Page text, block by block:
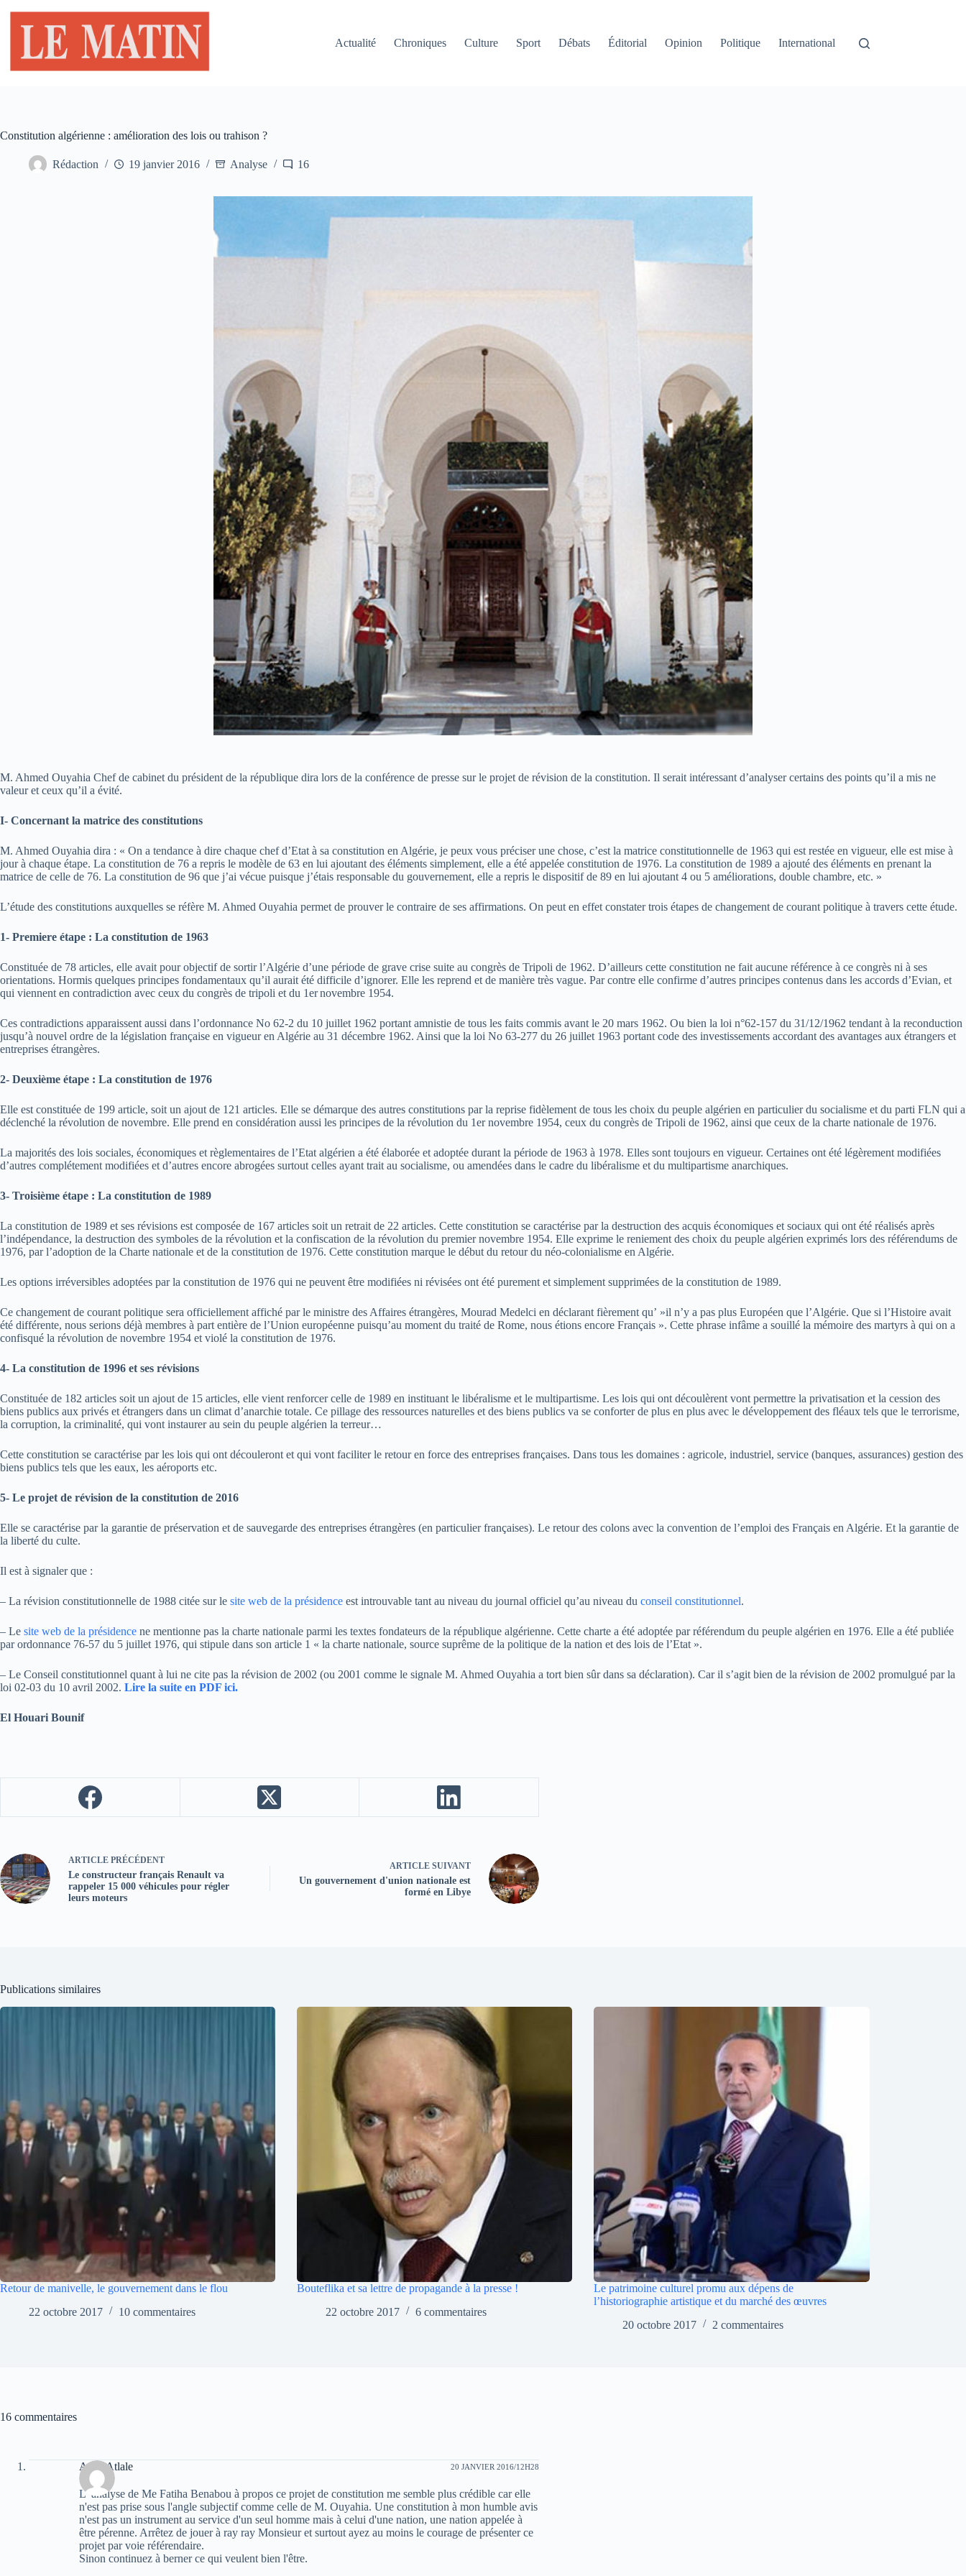
contenu
Actualité
Chroniques Culture Sport Débats Éditorial Opinion Politique International
Constitution algérienne : amélioration des lois ou trahison ?
Rédaction 19 janvier 2016 Analyse 16
M. Ahmed Ouyahia Chef de cabinet du président de la république dira lors de la conférence de presse sur le projet de révision de la constitution. Il serait intéressant d’analyser certains des points qu’il a mis ne
valeur et ceux qu’il a évité.
I- Concernant la matrice des constitutions
M. Ahmed Ouyahia dira : « On a tendance à dire chaque chef d’Etat à sa constitution en Algérie, je peux vous préciser une chose, c’est la matrice constitutionnelle de 1963 qui est restée en vigueur, elle est mise à
jour à chaque étape. La constitution de 76 a repris le modèle de 63 en lui ajoutant des éléments simplement, elle a été appelée constitution de 1976. La constitution de 1989 a ajouté des éléments en prenant la
matrice de celle de 76. La constitution de 96 que j’ai vécue puisque j’étais responsable du gouvernement, elle a repris le dispositif de 89 en lui ajoutant 4 ou 5 améliorations, double chambre, etc. »
L’étude des constitutions auxquelles se réfère M. Ahmed Ouyahia permet de prouver le contraire de ses affirmations. On peut en effet constater trois étapes de changement de courant politique à travers cette étude.
1- Premiere étape : La constitution de 1963
Constituée de 78 articles, elle avait pour objectif de sortir l’Algérie d’une période de grave crise suite au congrès de Tripoli de 1962. D’ailleurs cette constitution ne fait aucune référence à ce congrès ni à ses
orientations. Hormis quelques principes fondamentaux qu’il aurait été difficile d’ignorer. Elle les reprend et de manière très vague. Par contre elle confirme d’autres principes contenus dans les accords d’Evian, et
qui viennent en contradiction avec ceux du congrès de tripoli et du 1ernovembre 1954.
Ces contradictions apparaissent aussi dans l’ordonnance No 62-2 du 10 juillet 1962 portant amnistie de tous les faits commis avant le 20 mars 1962. Ou bien la loi n°62-157 du 31/12/1962 tendant à la reconduction
jusqu’à nouvel ordre de la législation française en vigueur en Algérie au 31 décembre 1962. Ainsi que la loi No 63-277 du 26 juillet 1963 portant code des investissements accordant des avantages aux étrangers et
entreprises étrangères.
2- Deuxième étape : La constitution de 1976
Elle est constituée de 199 article, soit un ajout de 121 articles. Elle se démarque des autres constitutions par la reprise fidèlement de tous les choix du peuple algérien en particulier du socialisme et du parti FLN qui a
déclenché la révolution de novembre. Elle prend en considération aussi les principes de la révolution du 1er novembre 1954, ceux du congrès de Tripoli de 1962, ainsi que ceux de la charte nationale de 1976.
La majorités des lois sociales, économiques et règlementaires de l’Etat algérien a été élaborée et adoptée durant la période de 1963 à 1978. Elles sont toujours en vigueur. Certaines ont été légèrement modifiées
d’autres complétement modifiées et d’autres encore abrogées surtout celles ayant trait au socialisme, ou amendées dans le cadre du libéralisme et du multipartisme anarchiques.
3- Troisième étape : La constitution de 1989
La constitution de 1989 et ses révisions est composée de 167 articles soit un retrait de 22 articles. Cette constitution se caractérise par la destruction des acquis économiques et sociaux qui ont été réalisés après
l’indépendance, la destruction des symboles de la révolution et la confiscation de la révolution du premier novembre 1954. Elle exprime le reniement des choix du peuple algérien exprimés lors des référendums de
1976, par l’adoption de la Charte nationale et de la constitution de 1976. Cette constitution marque le début du retour du néo-colonialisme en Algérie.
Les options irréversibles adoptées par la constitution de 1976 qui ne peuvent être modifiées ni révisées ont été purement et simplement supprimées de la constitution de 1989.
Ce changement de courant politique sera officiellement affiché par le ministre des Affaires étrangères, Mourad Medelci en déclarant fièrement qu’ »il n’y a pas plus Européen que l’Algérie. Que si l’Histoire avait
été différente, nous serions déjà membres à part entière de l’Union européenne puisqu’au moment du traité de Rome, nous étions encore Français ». Cette phrase infâme a souillé la mémoire des martyrs à qui on a
confisqué la révolution de novembre 1954 et violé la constitution de 1976.
4- La constitution de 1996 et ses révisions
Constituée de 182 articles soit un ajout de 15 articles, elle vient renforcer celle de 1989 en instituant le libéralisme et le multipartisme. Les lois qui ont découlèrent vont permettre la privatisation et la cession des
biens publics aux privés et étrangers dans un climat d’anarchie totale. Ce pillage des ressources naturelles et des biens publics va se conforter de plus en plus avec le développement des fléaux tels que le terrorisme,
la corruption, la criminalité, qui vont instaurer au sein du peuple algérien la terreur…
Cette constitution se caractérise par les lois qui ont découleront et qui vont faciliter le retour en force des entreprises françaises. Dans tous les domaines : agricole, industriel, service (banques, assurances) gestion des
biens publics tels que les eaux, les aéroports etc.
5- Le projet de révision de la constitution de 2016
Elle se caractérise par la garantie de préservation et de sauvegarde des entreprises étrangères (en particulier françaises). Le retour des colons avec la convention de l’emploi des Français en Algérie. Et la garantie de
la liberté du culte.
Il est à signaler que :
– La révision constitutionnelle de 1988 citée sur le site web de la présidence est introuvable tant au niveau du journal officiel qu’au niveau du conseil constitutionnel.
– Le site web de la présidence ne mentionne pas la charte nationale parmi les textes fondateurs de la république algérienne. Cette charte a été adoptée par référendum du peuple algérien en 1976. Elle a été publiée
par ordonnance 76-57 du 5 juillet 1976, qui stipule dans son article 1 « la charte nationale, source suprême de la politique de la nation et des lois de l’Etat ».
– Le Conseil constitutionnel quant à lui ne cite pas la révision de 2002 (ou 2001 comme le signale M. Ahmed Ouyahia a tort bien sûr dans sa déclaration). Car il s’agit bien de la révision de 2002 promulgué par la
loi 02-03 du 10 avril 2002. Lire la suite en PDF ici.
El Houari Bounif
ARTICLE PRÉCÉDENT
Le constructeur français Renault va
rappeler 15 000 véhicules pour régler
leurs moteurs
ARTICLE SUIVANT
Un gouvernement d'union nationale est
formé en Libye
Publications similaires
Retour de manivelle, le gouvernement dans le flou
22 octobre 2017
10 commentaires
Bouteflika et sa lettre de propagande à la presse !
22 octobre 2017
6 commentaires
Le patrimoine culturel promu aux dépens de
l’historiographie artistique et du marché des œuvres
20 octobre 2017
2 commentaires
16 commentaires
Atala Atlale 20 JANVIER 2016/12H28
L' analyse de Me Fatiha Benabou à propos ce projet de constitution me semble plus crédible car elle
n'est pas prise sous l'angle subjectif comme celle de M. Ouyahia. Une constitution à mon humble avis
n'est pas un instrument au service d'un seul homme mais à celui d'une nation, une nation appelée à
être pérenne. Arrêtez de jouer à ray ray Monsieur et surtout ayez au moins le courage de présenter ce
projet par voie référendaire.
Sinon continuez à berner ce qui veulent bien l'être.